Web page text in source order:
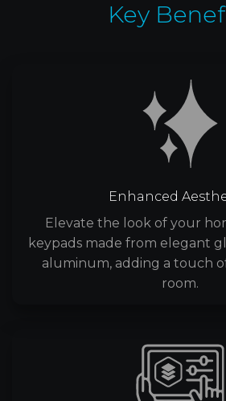
Key
Enhanced
Elevate the look of your
keypads made from elegant
aluminum, adding a touch
room.